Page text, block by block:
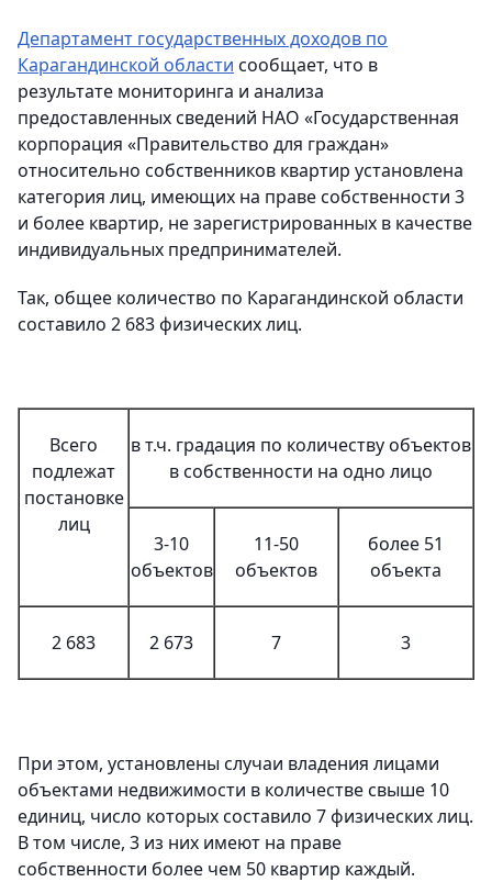
Департамент государственных доходов по
Карагандинской области сообщает, что в
результате мониторинга и анализа
предоставленных сведений НАО «Государственная
корпорация «Правительство для граждан»
относительно собственников квартир установлена
категория лиц, имеющих на праве собственности 3
и более квартир, не зарегистрированных в качестве
индивидуальных предпринимателей.
Так, общее количество по Карагандинской области
составило 2 683 физических лиц.
Всего
подлежат
постановке
лиц
в т.ч. градация по количеству объектов
в собственности на одно лицо
3-10
объектов
11-50
объектов
более 51
объекта
2 683 2 673 7 3
При этом, установлены случаи владения лицами
объектами недвижимости в количестве свыше 10
единиц, число которых составило 7 физических лиц.
В том числе, 3 из них имеют на праве
собственности более чем 50 квартир каждый.